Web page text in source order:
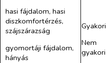
hasi fájdalom, hasi
diszkomfortérzés,
szájszárazság
gyomortáji fájdalom,
hányás
Gyakori
Nem
gyakori